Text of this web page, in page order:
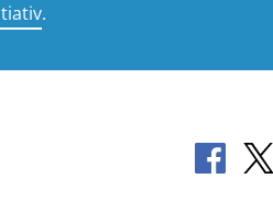
.